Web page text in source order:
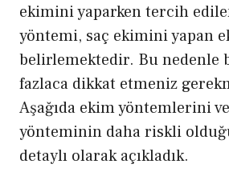
ekimini yaparken tercih
yöntemi, saç ekimini yapan
belirlemektedir. Bu nedenle
fazlaca dikkat etmeniz
Aşağıda ekim yöntemlerini
yönteminin daha riskli
detaylı olarak açıkladık.